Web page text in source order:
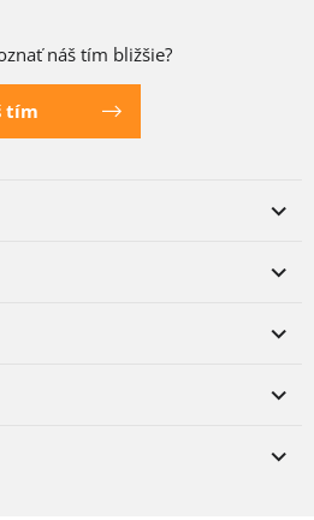
náš tím bližšie?
tím